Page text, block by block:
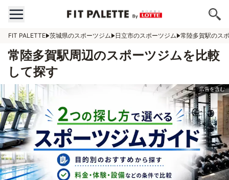
FIT PALETTE 茨城県のスポーツジム 日立市のスポーツジム 常陸多賀駅のス
常陸多賀駅周辺のスポーツジムを比較
して探す